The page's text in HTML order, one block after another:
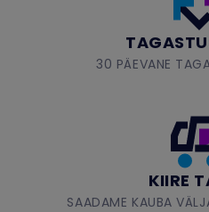
30 PÄEVANE
KIIRE
SAADAME KAUBA